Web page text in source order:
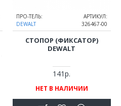
ПРО-ТЕЛЬ:
DEWALT
АРТИКУЛ:
326467-00
СТОПОР (ФИКСАТОР)
DEWALT
141р.
НЕТ В НАЛИЧИИ